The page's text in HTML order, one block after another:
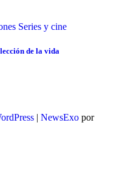
Series y cine
de la vida
| NewsExo por